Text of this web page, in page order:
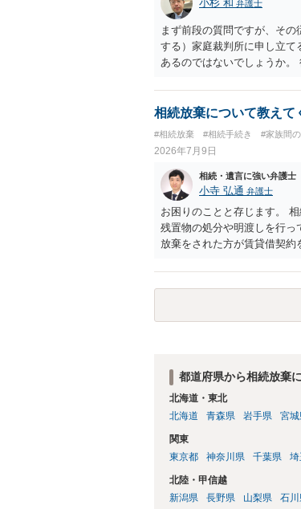
価な手数料でのお仕事になる
所に聞いて（相見積もりを
さんの御希望をかなえること
くもないとは思います。その
サイトから用紙を取得する
理通知書を待つという流れに
小杉 和 弁護士
まず前段の質問ですが、そ
する）家庭裁判所に申し立
あるのではないでしょうか
相続放棄について教えて
#相続放棄 #相続手続き #家族間
2026年7月9日
相続・遺言に強い弁護士
小寺 弘通 弁護士
お困りのことと存じます。
残置物の処分や明渡しを行
放棄をされた方が賃貸借契
なく、滞納賃料が増え続け
あります。 また、お母様の
た方が良いかと思います。
り、 その場合には当該清算
だければ幸いです。
都道府県から相続放棄
北海道・東北
北海道
青森県 岩手県 宮城
関東
東京都
神奈川県 千葉県 埼
北陸・甲信越
新潟県
長野県 山梨県 石川